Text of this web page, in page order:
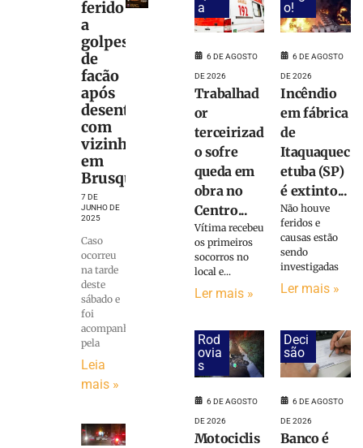
ferido
a
golpes
de
facão
após
desentendimento
com
vizinho
em
Brusque
7 DE
JUNHO DE
2025
Caso
ocorreu
na tarde
deste
sábado e
foi
acompanhado
pela
Leia
mais »
a
6 DE AGOSTO
DE 2026
Trabalhad
or
terceirizad
o sofre
queda em
obra no
Centro...
Vítima recebeu
os primeiros
socorros no
local e...
Ler mais »
o!
6 DE AGOSTO
DE 2026
Incêndio
em fábrica
de
Itaquaquec
etuba (SP)
é extinto...
Não houve
feridos e
causas estão
sendo
investigadas
Ler mais »
Rod
ovia
s
6 DE AGOSTO
DE 2026
Motociclis
Deci
são
6 DE AGOSTO
DE 2026
Banco é